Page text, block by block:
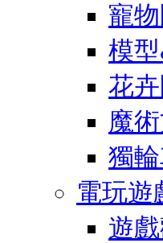
寵
模
花
魔
獨
電玩遊
遊